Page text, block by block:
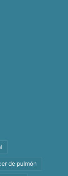
de pulmón